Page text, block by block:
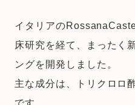
イタリアの
床研究を経て、まったく
ングを開発しました。
主な成分は、トリクロロ